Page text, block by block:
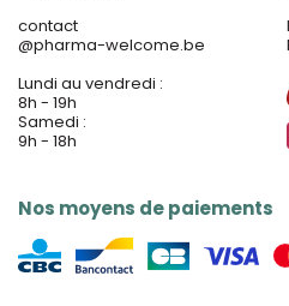
contact
@pharma-welcome.be
Lundi au vendredi :
8h - 19h
Samedi :
9h - 18h
Nos moyens de paiements